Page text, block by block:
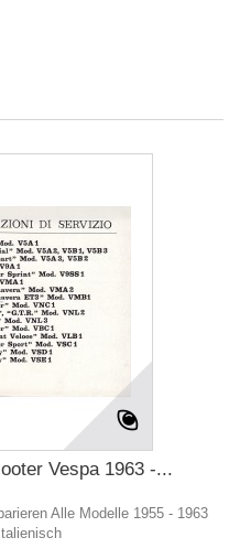
Vespa 1963 -...
Alle Modelle 1955 - 1963